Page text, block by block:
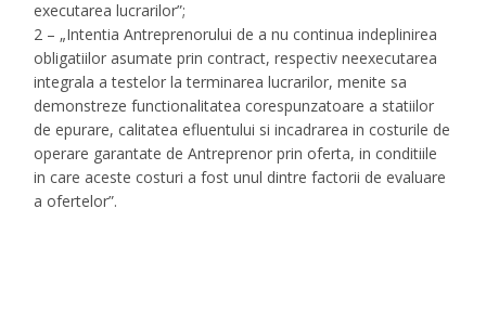
executarea lucrarilor”;
2 – „Intentia Antreprenorului de a nu continua indeplinirea
obligatiilor asumate prin contract, respectiv neexecutarea
integrala a testelor la terminarea lucrarilor, menite sa
demonstreze functionalitatea corespunzatoare a statiilor
de epurare, calitatea efluentului si incadrarea in costurile de
operare garantate de Antreprenor prin oferta, in conditiile
in care aceste costuri a fost unul dintre factorii de evaluare
a ofertelor”.